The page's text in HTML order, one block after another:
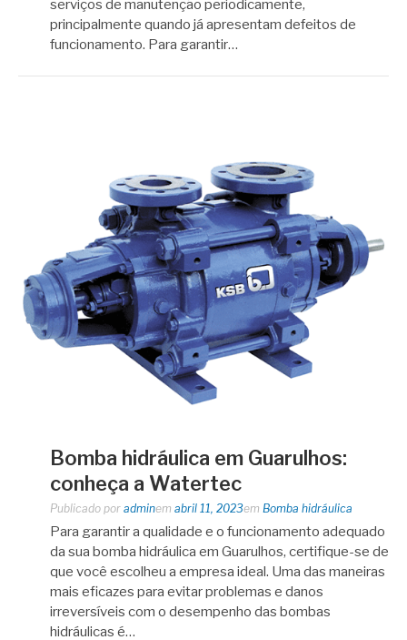
serviços de manutenção periodicamente,
principalmente quando já apresentam defeitos de
funcionamento. Para garantir…
Bomba hidráulica em Guarulhos:
conheça a Watertec
Publicado por adminem abril 11, 2023em Bomba hidráulica
Para garantir a qualidade e o funcionamento adequado
da sua bomba hidráulica em Guarulhos, certifique-se de
que você escolheu a empresa ideal. Uma das maneiras
mais eficazes para evitar problemas e danos
irreversíveis com o desempenho das bombas
hidráulicas é…